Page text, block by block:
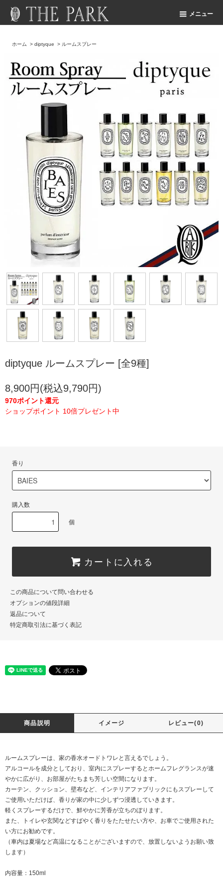
メニュー
ホーム >diptyque > ルームスプレー
diptyque ルームスプレー [全9種]
8,900円(税込9,790円)
970ポイント還元
ショップポイント 10倍プレゼント中
香り
購入数
個
カートに入れる
この商品について問い合わせる
オプションの値段詳細
返品について
特定商取引法に基づく表記
商品説明 イメージ レビュー(0)
ルームスプレーは、家の香水オードトワレと言えるでしょう。
アルコールを成分としており、室内にスプレーするとホームフレグランスが速
やかに広がり、お部屋がたちまち芳しい空間になります。
カーテン、クッション、壁布など、インテリアファブリックにもスプレーして
ご使用いただけば、香りが家の中に少しずつ浸透していきます。
軽くスプレーするだけで、鮮やかに芳香が立ちのぼります。
また、トイレや玄関などすばやく香りをたたせたい方や、お車でご使用された
い方にお勧めです。
（車内は夏場など高温になることがございますので、放置しないようお願い致
します）
内容量：150ml